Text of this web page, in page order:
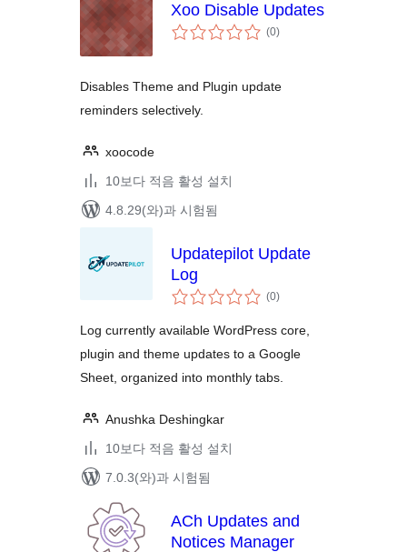
Xoo Disable Updates
(0전
체)
Disables Theme and Plugin update
reminders selectively.
xoocode
10보다 적음 활성 설치
4.8.29(와)과 시험됨
Updatepilot Update
Log
(0전
체)
Log currently available WordPress core,
plugin and theme updates to a Google
Sheet, organized into monthly tabs.
Anushka Deshingkar
10보다 적음 활성 설치
7.0.3(와)과 시험됨
ACh Updates and
Notices Manager